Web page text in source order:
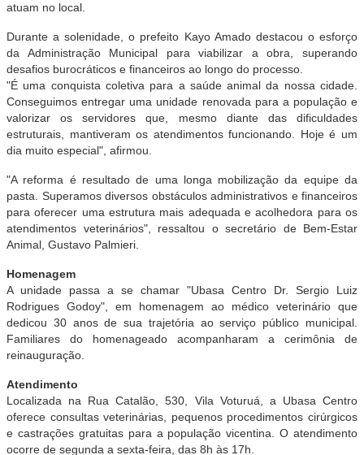
atuam no local.
Durante a solenidade, o prefeito Kayo Amado destacou o esforço
da Administração Municipal para viabilizar a obra, superando
desafios burocráticos e financeiros ao longo do processo.
"É uma conquista coletiva para a saúde animal da nossa cidade.
Conseguimos entregar uma unidade renovada para a população e
valorizar os servidores que, mesmo diante das dificuldades
estruturais, mantiveram os atendimentos funcionando. Hoje é um
dia muito especial", afirmou.
"A reforma é resultado de uma longa mobilização da equipe da
pasta. Superamos diversos obstáculos administrativos e financeiros
para oferecer uma estrutura mais adequada e acolhedora para os
atendimentos veterinários", ressaltou o secretário de Bem-Estar
Animal, Gustavo Palmieri.
Homenagem
A unidade passa a se chamar "Ubasa Centro Dr. Sergio Luiz
Rodrigues Godoy", em homenagem ao médico veterinário que
dedicou 30 anos de sua trajetória ao serviço público municipal.
Familiares do homenageado acompanharam a cerimônia de
reinauguração.
Atendimento
Localizada na Rua Catalão, 530, Vila Voturuá, a Ubasa Centro
oferece consultas veterinárias, pequenos procedimentos cirúrgicos
e castrações gratuitas para a população vicentina. O atendimento
ocorre de segunda a sexta-feira, das 8h às 17h.